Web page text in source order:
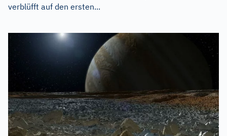
verblüfft auf den ersten...